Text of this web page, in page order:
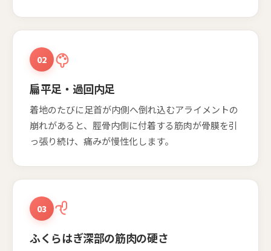
02
扁平足・過回内足
着地のたびに足首が内側へ倒れ込むアライメントの
崩れがあると、脛骨内側に付着する筋肉が骨膜を引
っ張り続け、痛みが慢性化します。
03
ふくらはぎ深部の筋肉の硬さ